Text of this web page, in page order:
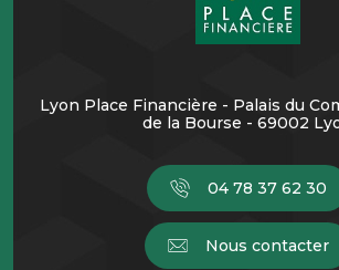
Lyon Place Financière - Palais du
de la Bourse - 69002
04 78 37 62 30
Nous contacter